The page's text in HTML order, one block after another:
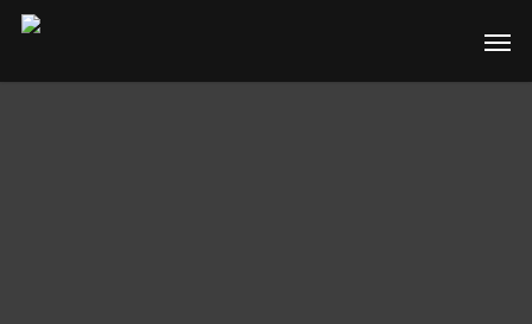
Skip
content